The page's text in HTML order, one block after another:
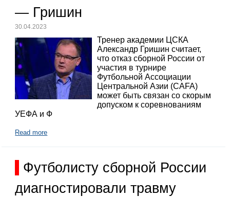
— Гришин
30.04.2023
Тренер академии ЦСКА
Александр Гришин считает,
что отказ сборной России от
участия в турнире
Футбольной Ассоциации
Центральной Азии (CAFA)
может быть связан со скорым
допуском к соревнованиям
УЕФА и Ф
Read more
Футболисту сборной России
диагностировали травму